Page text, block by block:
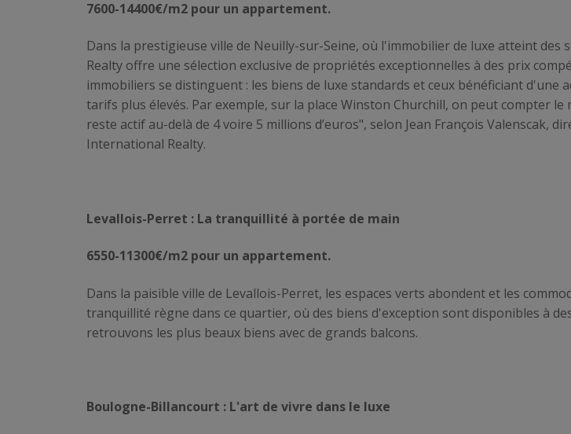
7600-14400€/m2 pour un appartement.
Dans la prestigieuse ville de Neuilly-sur-Seine, où l'immobilier de luxe atteint
Realty offre une sélection exclusive de propriétés exceptionnelles à des prix
immobiliers se distinguent : les biens de luxe standards et ceux bénéficiant d'une
tarifs plus élevés. Par exemple, sur la place Winston Churchill, on peut compter le
reste actif au-delà de 4 voire 5 millions d’euros", selon Jean François Valenscak,
International Realty.
Levallois-Perret : La tranquillité à portée de main
6550-11300€/m2 pour un appartement.
Dans la paisible ville de Levallois-Perret, les espaces verts abondent et les
tranquillité règne dans ce quartier, où des biens d'exception sont disponibles à
retrouvons les plus beaux biens avec de grands balcons.
Boulogne-Billancourt : L'art de vivre dans le luxe